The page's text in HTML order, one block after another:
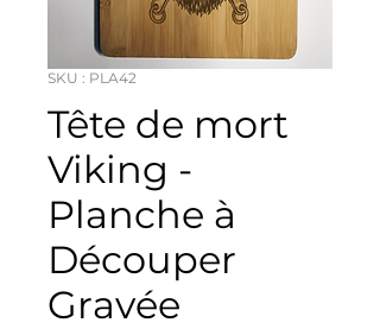
SKU : PLA42
Tête de mort
Viking -
Planche à
Découper
Gravée